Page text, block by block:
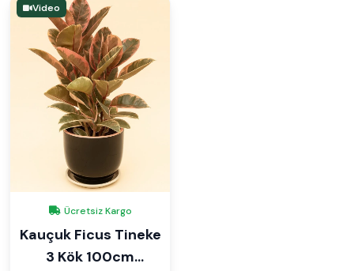
Video
Ücretsiz Kargo
Kauçuk Ficus Tineke
3 Kök 100cm